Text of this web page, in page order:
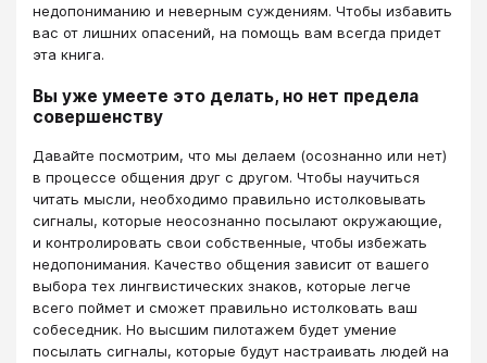
недопониманию и неверным суждениям. Чтобы избавить
вас от лишних опасений, на помощь вам всегда придет
эта книга.
Вы уже умеете это делать, но нет предела
совершенству
Давайте посмотрим, что мы делаем (осознанно или нет)
в процессе общения друг с другом. Чтобы научиться
читать мысли, необходимо правильно истолковывать
сигналы, которые неосознанно посылают окружающие,
и контролировать свои собственные, чтобы избежать
недопонимания. Качество общения зависит от вашего
выбора тех лингвистических знаков, которые легче
всего поймет и сможет правильно истолковать ваш
собеседник. Но высшим пилотажем будет умение
посылать сигналы, которые будут настраивать людей на